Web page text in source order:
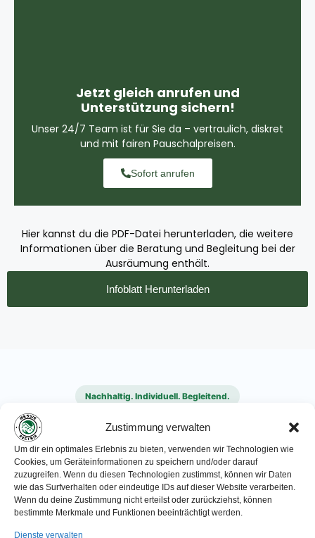
Zustimmung verwalten
Um dir ein optimales Erlebnis zu bieten, verwenden wir Technologien wie
Cookies, um Geräteinformationen zu speichern und/oder darauf
zuzugreifen. Wenn du diesen Technologien zustimmst, können wir Daten
wie das Surfverhalten oder eindeutige IDs auf dieser Website verarbeiten.
Wenn du deine Zustimmung nicht erteilst oder zurückziehst, können
bestimmte Merkmale und Funktionen beeinträchtigt werden.
Dienste verwalten
Jetzt gleich anrufen und
Unterstützung sichern!
Unser 24/7 Team ist für Sie da – vertraulich, diskret
und mit fairen Pauschalpreisen.
Sofort anrufen
Hier kannst du die PDF-Datei herunterladen, die weitere
Informationen über die Beratung und Begleitung bei der
Ausräumung enthält.
Infoblatt Herunterladen
Nachhaltig. Individuell. Begleitend.
Professionelle Unterstützung
mit Verantwortung